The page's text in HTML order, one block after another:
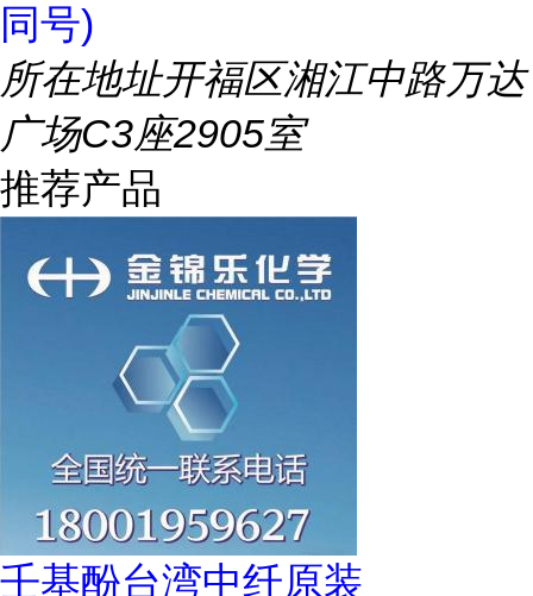
同号)
所在地址开福区湘江中路万达
广场C3座2905室
推荐产品
壬基酚台湾中纤原装